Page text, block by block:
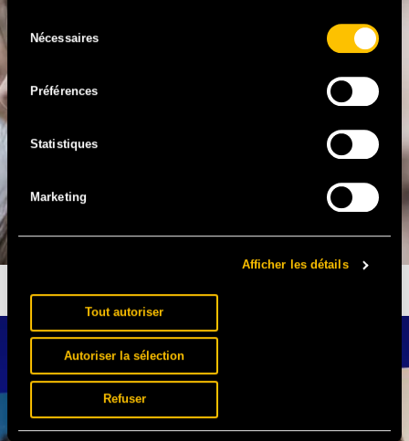
duNécessaires
Préférences
Statistiques
Marketing
Afficher les détails
Tout autoriser
Autoriser la sélection
Refuser
SOLIDAYS ANNULÉ, SOLIDARITÉ SIDA EN DANGER